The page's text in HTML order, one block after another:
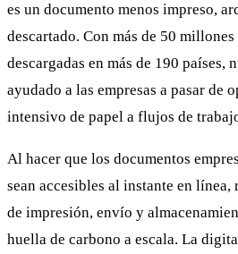
es un documento menos impreso,
descartado. Con más de 50
descargadas en más de 190 países,
ayudado a las empresas a pasar de
intensivo de papel a flujos de
Al hacer que los documentos
sean accesibles al instante en línea,
de impresión, envío y
huella de carbono a escala. La